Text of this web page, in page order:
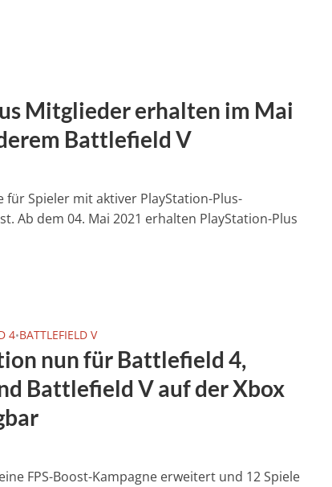
Mitglieder erhalten im Mai
Battlefield V
für Spieler mit aktiver PlayStation-Plus-
Ab dem 04. Mai 2021 erhalten PlayStation-Plus
4•BATTLEFIELD V
nun für Battlefield 4,
Battlefield V auf der Xbox
FPS-Boost-Kampagne erweitert und 12 Spiele